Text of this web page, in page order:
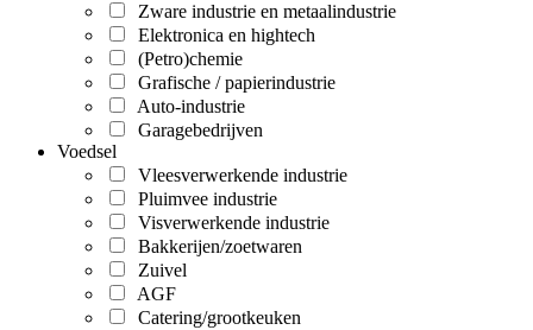
Zware industrie en metaalindustrie
Elektronica en hightech
(Petro)chemie
Grafische / papierindustrie
Auto-industrie
Garagebedrijven
Voedsel
Vleesverwerkende industrie
Pluimvee industrie
Visverwerkende industrie
Bakkerijen/zoetwaren
Zuivel
AGF
Catering/grootkeuken